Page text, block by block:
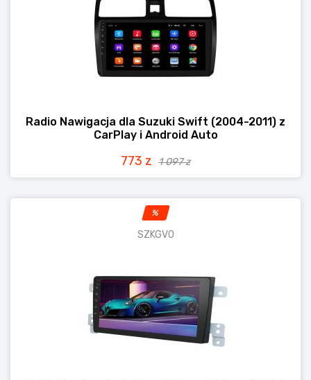
Radio Nawigacja dla Suzuki Swift (2004-2011) z
CarPlay i Android Auto
773 z 1 097 z
%
SZKGVO